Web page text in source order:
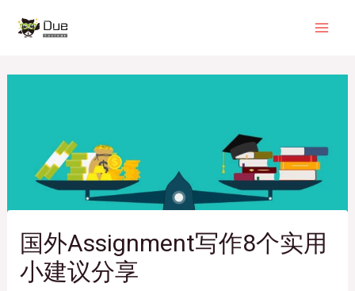
国外Assignment写作8个实用
小建议分享
navigation